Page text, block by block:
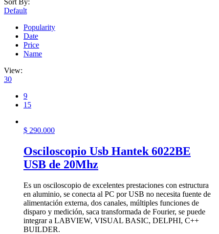
Sort By:
Default
Popularity
Date
Price
Name
View:
30
9
15
$ 290.000
Osciloscopio Usb Hantek 6022BE
USB de 20Mhz
Es un osciloscopio de excelentes prestaciones con estructura
en aluminio, se conecta al PC por USB no necesita fuente de
alimentación externa, dos canales, múltiples funciones de
disparo y medición, saca transformada de Fourier, se puede
integrar a LABVIEW, VISUAL BASIC, DELPHI, C++
BUILDER.